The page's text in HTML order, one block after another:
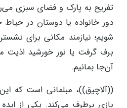
تفریح به پارک و فضای سبزی
دور خانواده یا دوستان در حیاط
شویم؛ نیازمند مکانی برای
برف گرفت یا نور خورشید اذیت
آن‌جا بمانیم.
((آلاچیق))، مبلمانی است که
بازی برطرف می‌کند. یکی از